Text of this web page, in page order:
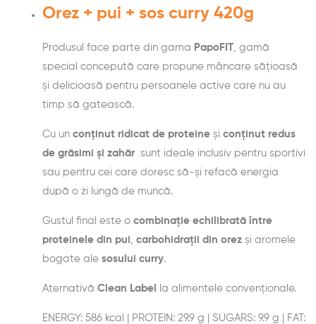
Orez + pui + sos curry 420g
Produsul face parte din gama PapoFIT , gamă
special concepută care propune mâncare sățioasă
și delicioasă pentru persoanele active care nu au
timp să gatească.
Cu un conținut ridicat de proteine și conținut redus
de grăsimi și zahăr sunt ideale inclusiv pentru sportivi
sau pentru cei care doresc să-și refacă energia
după o zi lungă de muncă.
Gustul final este o combinație echilibrată între
proteinele din pui carbohidrații din orez și aromele
bogate ale sosului curry.
Aternativă Clean Label la alimentele convenționale.
ENERGY: 586 kcal | PROTEIN: 29.9 g | SUGARS: 9.9 g | FAT: